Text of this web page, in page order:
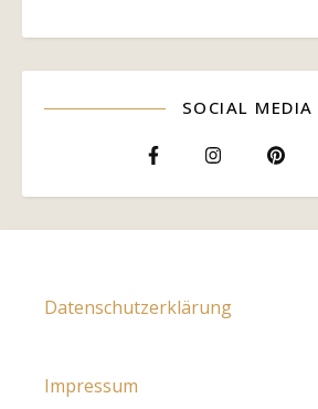
SOCIAL MEDIA
Datenschutzerklärung
Impressum